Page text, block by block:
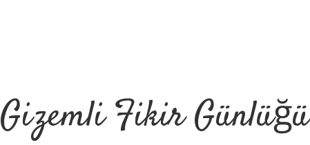
Gizemli Fikir Günlüğü